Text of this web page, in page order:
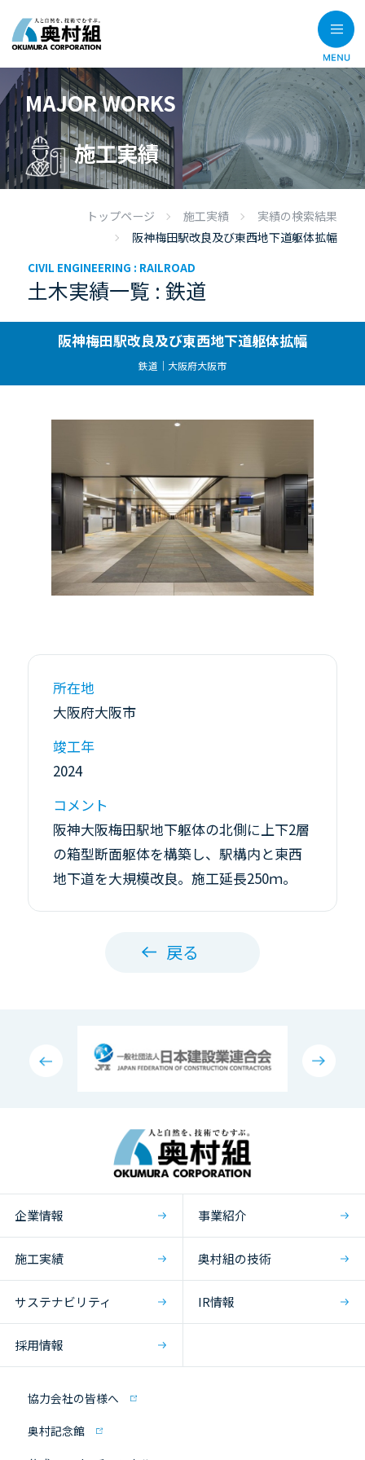
MAJOR WORKS
施工実績
トップページ 施工実績
実績の検索結果
阪神梅田駅改良及び東西地下道躯体拡幅
CIVIL ENGINEERING : RAILROAD
土木実績一覧 : 鉄道
阪神梅田駅改良及び東西地下道躯体拡幅
鉄道｜大阪府大阪市
所在地
大阪府大阪市
竣工年
2024
コメント
阪神大阪梅田駅地下躯体の北側に上下2層
の箱型断面躯体を構築し、駅構内と東西
地下道を大規模改良。施工延長250ｍ。
戻る
企業情報 事業紹介
施工実績 奥村組の技術
サステナビリティ IR情報
採用情報
協力会社の皆様へ
奥村記念館